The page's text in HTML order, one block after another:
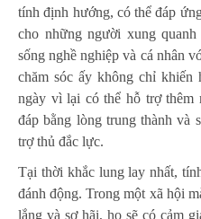
tính định hướng, có thể đáp
cho những người xung
sống nghề nghiệp và cá nhân
chăm sóc ấy không chỉ
ngày vì lại có thể hỗ trợ thêm
đáp bằng lòng trung thành và
trợ thủ đắc lực.
Tại thời khắc lung lay nhất,
đánh động. Trong một xã hội
lắng và sợ hãi, họ sẽ có cảm